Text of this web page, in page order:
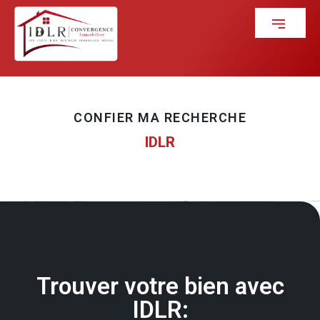
CONFIER MA RECHERCHE
IDLR
Trouver votre bien avec
IDLR: